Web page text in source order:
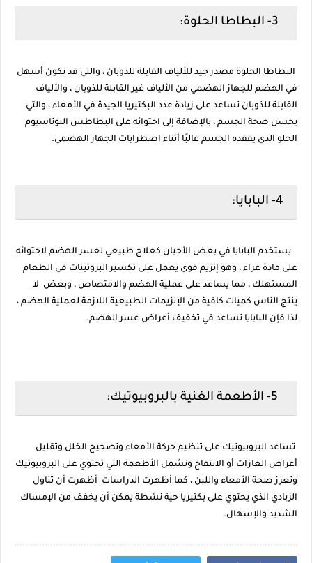
البطاطا الحلوة مصدر جيد للألياف القابلة للذوبان ، والتي قد تكون أسهل
في الهضم للجهاز الهضمي من الألياف غير القابلة للذوبان ، والألياف
القابلة للذوبان تساعد على زيادة عدد البكتيريا الجيدة في الأمعاء ، والتي
يحسن صحة الجسم ، بالإضافة إلى احتوائه على البطاطس البوتاسيوم
الحلو الذي يفقده الجسم غالبًا أثناء اضطرابات الجهاز الهضمي.
4- البابايا:
يستخدم البابايا في بعض الأحيان كعلاج طبيعي لعسر الهضم لاحتوائه
على مادة غراء ، وهو إنزيم قوي يعمل على تكسير البروتينات في الطعام
المستهلك ، مما يساعد على عملية الهضم والامتصاص ، وبعض لا
ينتج الناس كميات كافية من الإنزيمات الطبيعية اللازمة لعملية الهضم ،
لذا فإن البابايا تساعد في تخفيف أعراض عسر الهضم.
تساعد البروبيوتيك على تنظيم حركة الأمعاء وتصحيح الخلل وتقليل
أعراض الغازات أو الانتفاخ وتشمل الأطعمة التي تحتوي على البروبيوتيك
وتعزز صحة الأمعاء واللبن ، كما أظهرت الدراسات أظهرت أن تناول
الزبادي الذي يحتوي على بكتيريا حية نشطة يمكن أن يخفف من الإمساك
الشديد والإسهال.